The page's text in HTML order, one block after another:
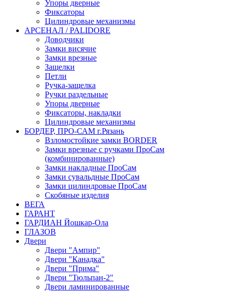
Упоры дверные
Фиксаторы
Цилиндровые механизмы
АРСЕНАЛ / PALIDORE
Доводчики
Замки висячие
Замки врезные
Защелки
Петли
Ручка-защелка
Ручки раздельные
Упоры дверные
Фиксаторы, накладки
Цилиндровые механизмы
БОРДЕР, ПРО-САМ г.Рязань
Взломостойкие замки BORDER
Замки врезные с ручками ПроСам
(комбинированные)
Замки накладные ПроСам
Замки сувальдные ПроСам
Замки цилиндровые ПроСам
Скобяные изделия
ВЕГА
ГАРАНТ
ГАРДИАН Йошкар-Ола
ГЛАЗОВ
Двери
Двери "Ампир"
Двери "Канадка"
Двери "Прима"
Двери "Тюльпан-2"
Двери ламинированные